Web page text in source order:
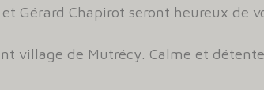
et Gérard Chapirot seront heureux de
village de Mutrécy. Calme et